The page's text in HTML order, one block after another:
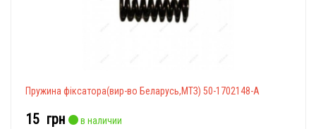
Пружина фіксатора(вир-во Беларусь,МТЗ) 50-1702148-А
15 грн
в наличии